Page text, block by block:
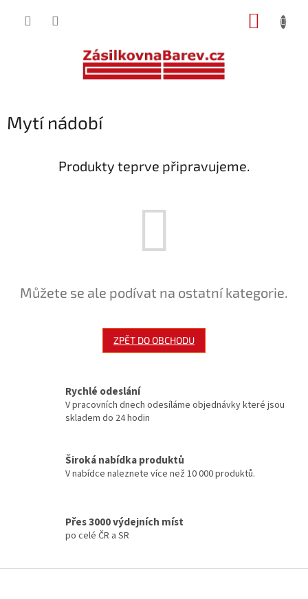
Mytí nádobí
Produkty teprve připravujeme.
Můžete se ale podívat na ostatní kategorie.
ZPĚT DO OBCHODU
Rychlé odeslání
V pracovních dnech odesíláme objednávky které jsou
skladem do 24 hodin
Široká nabídka produktů
V nabídce naleznete více než 10 000 produktů.
Přes 3000 výdejních míst
po celé ČR a SR